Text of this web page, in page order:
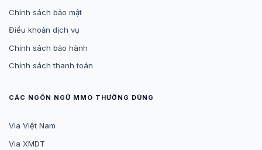
Chính sách bảo mật
Điều khoản dịch vụ
Chính sách bảo hành
Chính sách thanh toán
CÁC NGÔN NGỮ MMO THƯỜNG DÙNG
Via Việt Nam
Via XMDT